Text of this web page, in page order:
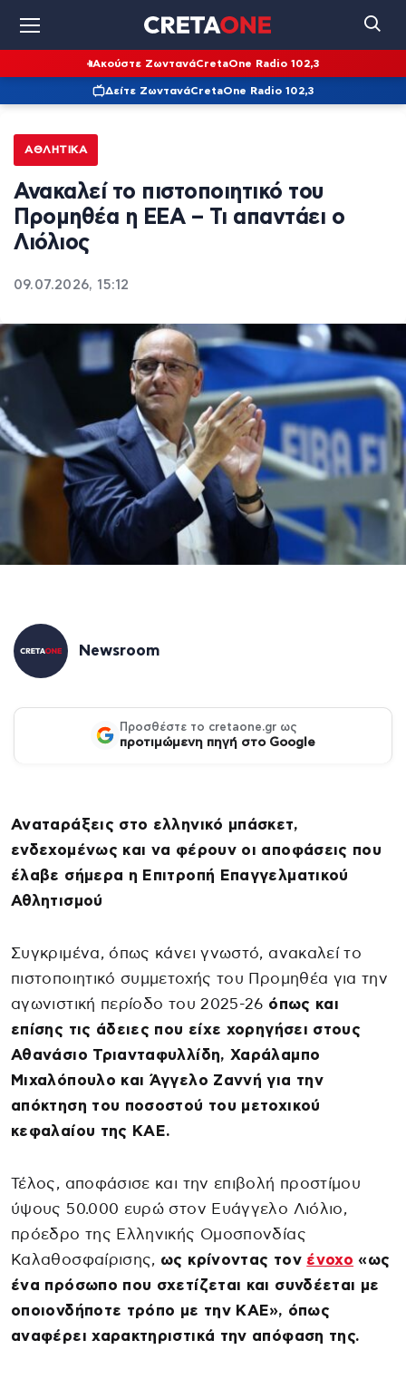
Ακούστε ΖωντανάCretaOne Radio 102,3
Δείτε ΖωντανάCretaOne Radio 102,3
ΑΘΛΗΤΙΚΆ
Ανακαλεί το πιστοποιητικό του
Προμηθέα η ΕΕΑ – Τι απαντάει ο
Λιόλιος
09.07.2026, 15:12
Newsroom
Προσθέστε το cretaone.gr ως
προτιμώμενη πηγή στο Google
Αναταράξεις στο ελληνικό μπάσκετ,
ενδεχομένως και να φέρουν οι αποφάσεις που
έλαβε σήμερα η Επιτροπή Επαγγελματικού
Αθλητισμού
Συγκριμένα, όπως κάνει γνωστό, ανακαλεί το
πιστοποιητικό συμμετοχής του Προμηθέα για την
αγωνιστική περίοδο του 2025-26 όπως και
επίσης τις άδειες που είχε χορηγήσει στους
Αθανάσιο Τριανταφυλλίδη, Χαράλαμπο
Μιχαλόπουλο και Άγγελο Ζαννή για την
απόκτηση του ποσοστού του μετοχικού
κεφαλαίου της ΚΑΕ.
Τέλος, αποφάσισε και την επιβολή προστίμου
ύψους 50.000 ευρώ στον Ευάγγελο Λιόλιο,
πρόεδρο της Ελληνικής Ομοσπονδίας
Καλαθοσφαίρισης, ως κρίνοντας τον ένοχο «ως
ένα πρόσωπο που σχετίζεται και συνδέεται με
οποιονδήποτε τρόπο με την ΚΑΕ», όπως
αναφέρει χαρακτηριστικά την απόφαση της.